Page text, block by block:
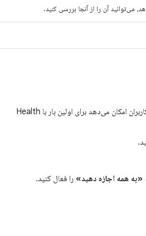
یا صفحات مشابه که به کاربران امکان می‌دهد برای اولین بار با Health
«به همه اجازه دهید» را فعال کنید.